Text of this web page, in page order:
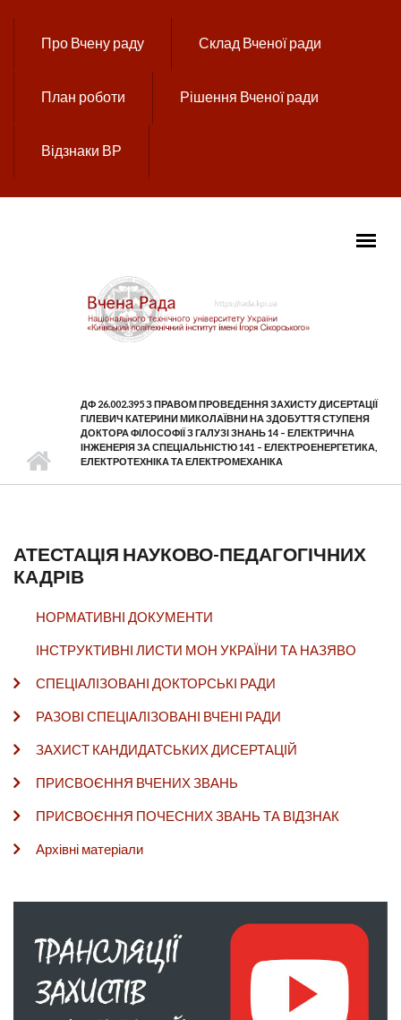
Про Вчену раду Склад Вченої ради
План роботи Рішення Вченої ради
Відзнаки ВР
ДФ 26.002.395 З ПРАВОМ ПРОВЕДЕННЯ ЗАХИСТУ ДИСЕРТАЦІЇ
ГІЛЕВИЧ КАТЕРИНИ МИКОЛАЇВНИ НА ЗДОБУТТЯ СТУПЕНЯ
ДОКТОРА ФІЛОСОФІЇ З ГАЛУЗІ ЗНАНЬ 14 – ЕЛЕКТРИЧНА
ІНЖЕНЕРІЯ ЗА СПЕЦІАЛЬНІСТЮ 141 – ЕЛЕКТРОЕНЕРГЕТИКА,
ЕЛЕКТРОТЕХНІКА ТА ЕЛЕКТРОМЕХАНІКА
АТЕСТАЦІЯ НАУКОВО-ПЕДАГОГІЧНИХ
КАДРІВ
НОРМАТИВНІ ДОКУМЕНТИ
ІНСТРУКТИВНІ ЛИСТИ МОН УКРАЇНИ ТА НАЗЯВО
СПЕЦІАЛІЗОВАНІ ДОКТОРСЬКІ РАДИ
РАЗОВІ СПЕЦІАЛІЗОВАНІ ВЧЕНІ РАДИ
ЗАХИСТ КАНДИДАТСЬКИХ ДИСЕРТАЦІЙ
ПРИСВОЄННЯ ВЧЕНИХ ЗВАНЬ
ПРИСВОЄННЯ ПОЧЕСНИХ ЗВАНЬ ТА ВІДЗНАК
Архівні матеріали